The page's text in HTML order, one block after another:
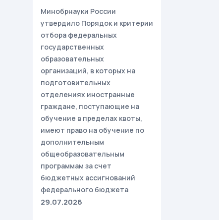
Минобрнауки России
утвердило Порядок и критерии
отбора федеральных
государственных
образовательных
организаций, в которых на
подготовительных
отделениях иностранные
граждане, поступающие на
обучение в пределах квоты,
имеют право на обучение по
дополнительным
общеобразовательным
программам за счет
бюджетных ассигнований
федерального бюджета
29.07.2026